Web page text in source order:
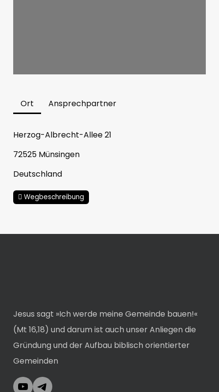
Ort Ansprechpartner
Herzog-Albrecht-Allee 21
72525 Münsingen
Deutschland
Wegbeschreibung
Jesus sagt »Ich werde meine Gemeinde bauen!«
(Mt 16,18) und darum ist auch unser Anliegen die
Gründung und der Aufbau biblisch orientierter
Gemeinden
YouTubeTelegram